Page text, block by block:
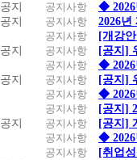
공지
공지사항
◆ 2026
공지
공지사항
2026년
공지사항
[개강
공지
공지사항
[공지]
공지사항
◆ 2026
공지
공지사항
[공지]
공지사항
◆ 2026
공지사항
[공지]
공지
공지사항
[공지]
공지사항
◆ 2026
공지사항
[취업